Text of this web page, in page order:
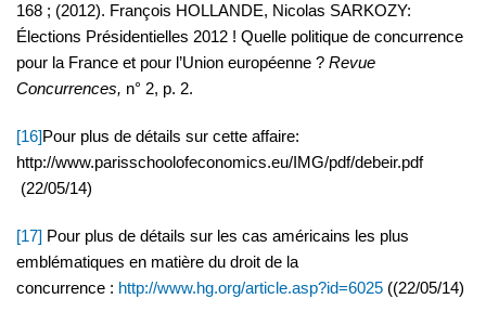
168 ; (2012). François HOLLANDE, Nicolas SARKOZY:
Élections Présidentielles 2012 ! Quelle politique de concurrence
pour la France et pour l’Union européenne ? Revue
Concurrences, n° 2, p. 2.
[16]Pour plus de détails sur cette affaire:
http://www.parisschoolofeconomics.eu/IMG/pdf/debeir.pdf
(22/05/14)
[17] Pour plus de détails sur les cas américains les plus
emblématiques en matière du droit de la
concurrence : http://www.hg.org/article.asp?id=6025 ((22/05/14)